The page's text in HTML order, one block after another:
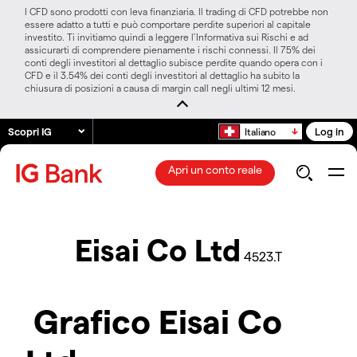
I CFD sono prodotti con leva finanziaria. Il trading di CFD potrebbe non
essere adatto a tutti e può comportare perdite superiori al capitale
investito. Ti invitiamo quindi a leggere l’Informativa sui Rischi e ad
assicurarti di comprendere pienamente i rischi connessi. Il 75% dei
conti degli investitori al dettaglio subisce perdite quando opera con i
CFD e il 3.54% dei conti degli investitori al dettaglio ha subito la
chiusura di posizioni a causa di margin call negli ultimi 12 mesi.
Scopri IG Italiano Log in
Apri un conto reale
Eisai Co Ltd 4523.T
Grafico Eisai Co